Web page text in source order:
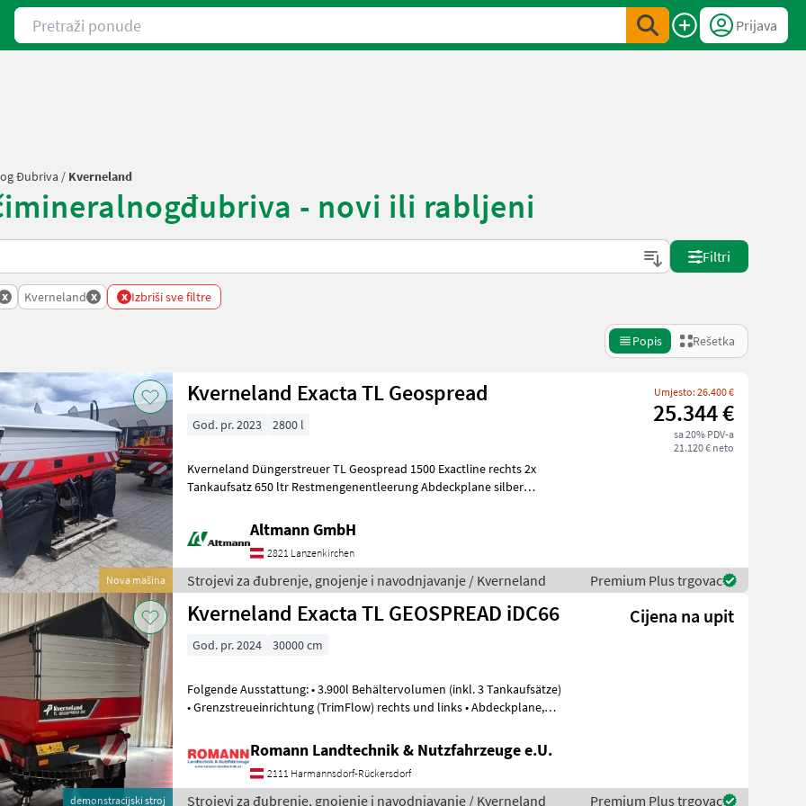
Pretraži ponude
Prijava
Đubriva / Kverneland
- novi ili rabljeni
Filtri
x Kverneland x x Izbriši sve filtre
Popis Rešetka
Nova mašina
Kverneland Exacta TL Geospread Umjesto: 26.400 €
25.344 €
sa 20% PDV-a
21.120 € neto
God. pr. 2023 2800 l
Kverneland Düngerstreuer TL Geospread 1500 Exactline rechts 2x
Tankaufsatz 650 ltr Restmengenentleerung Abdeckplane silber
Altmann GmbH
2821 Lanzenkirchen
Strojevi za đubrenje, gnojenje i navodnjavanje / Kverneland Premium Plus trgovac
demonstracijski stroj
Kverneland Exacta TL GEOSPREAD iDC66 Cijena na upit
God. pr. 2024 30000 cm
Folgende Ausstattung: • 3.900l Behältervolumen (inkl. 3 Tankaufsätze)
• Grenzstreueinrichtung (TrimFlow) rechts und links • Abdeckplane,
Romann Landtechnik & Nutzfahrzeuge e.U.
2111 Harmannsdorf-Rückersdorf
Strojevi za đubrenje, gnojenje i navodnjavanje / Kverneland Premium Plus trgovac